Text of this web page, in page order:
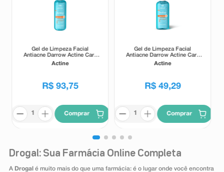
Gel de Limpeza Facial
Antiacne Darrow Actine Care
Alta Tolerância 400g
Actine
R$ 93,75
Comprar
Gel de Limpeza Facial
Antiacne Darrow Actine Care
Alta Tolerância 140g
Actine
R$ 49,29
Comprar
Drogal: Sua Farmácia Online Completa
A Drogal é muito mais do que uma farmácia: é o lugar onde você encontra